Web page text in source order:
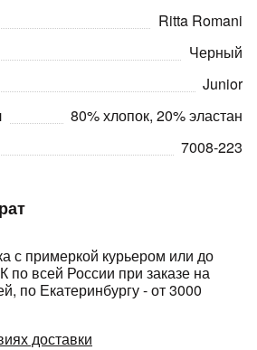
с примеркой курьером или до
всей России при заказе на
по Екатеринбургу - от 3000
доставки
Ritta Romani
Черный
Junior
80% хлопок, 20% эластан
7008-223